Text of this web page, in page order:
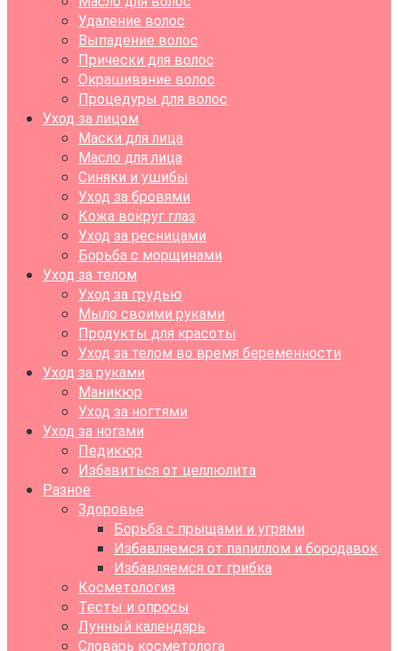
Удаление волос
Выпадение волос
Прически для волос
Окрашивание волос
Процедуры для волос
Уход за лицом
Маски для лица
Масло для лица
Синяки и ушибы
Уход за бровями
Кожа вокруг глаз
Уход за ресницами
Борьба с морщинами
Уход за телом
Уход за грудью
Мыло своими руками
Продукты для красоты
Уход за телом во время беременности
Уход за руками
Маникюр
Уход за ногтями
Уход за ногами
Педикюр
Избавиться от целлюлита
Разное
Здоровье
Борьба с прыщами и угрями
Избавляемся от папиллом и бородавок
Избавляемся от грибка
Косметология
Тесты и опросы
Лунный календарь
Словарь косметолога